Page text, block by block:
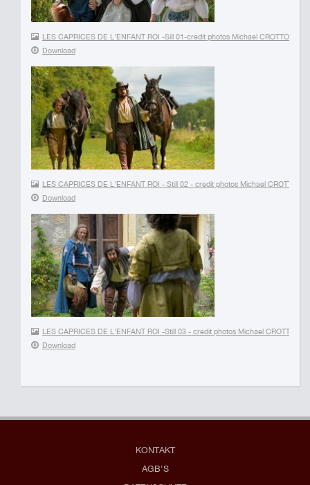
LES CAPRICES DE L'ENFANT ROI -Sill 01-credit photos Michael CROTTO ©
Download
LES CAPRICES DE L'ENFANT ROI - Still 02 - credit photos Michael CROTTO
Download
LES CAPRICES DE L'ENFANT ROI -Still 03 - credit photos Michael CROTTO ©
Download
KONTAKT
AGB'S